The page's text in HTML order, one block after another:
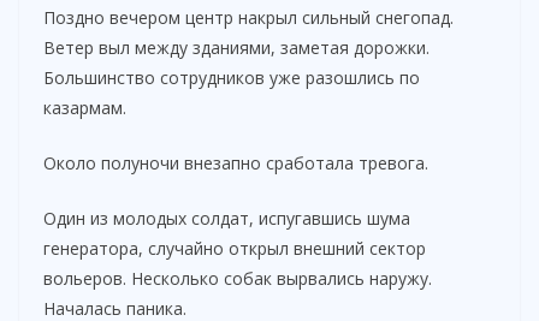
Поздно вечером центр накрыл сильный снегопад.
Ветер выл между зданиями, заметая дорожки.
Большинство сотрудников уже разошлись по
казармам.
Около полуночи внезапно сработала тревога.
Один из молодых солдат, испугавшись шума
генератора, случайно открыл внешний сектор
вольеров. Несколько собак вырвались наружу.
Началась паника.